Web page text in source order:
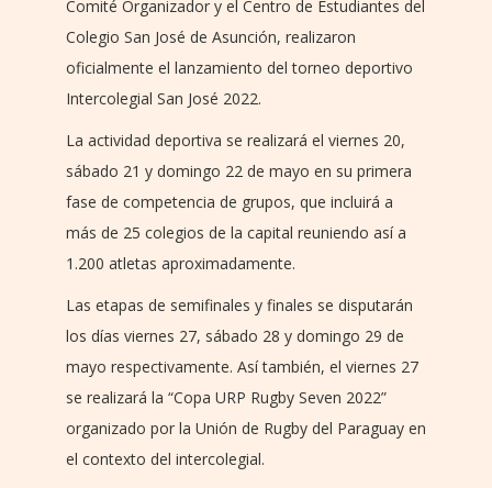
Comité Organizador y el Centro de Estudiantes del
Colegio San José de Asunción, realizaron
oficialmente el lanzamiento del torneo deportivo
Intercolegial San José 2022.
La actividad deportiva se realizará el viernes 20,
sábado 21 y domingo 22 de mayo en su primera
fase de competencia de grupos, que incluirá a
más de 25 colegios de la capital reuniendo así a
1.200 atletas aproximadamente.
Las etapas de semifinales y finales se disputarán
los días viernes 27, sábado 28 y domingo 29 de
mayo respectivamente. Así también, el viernes 27
se realizará la “Copa URP Rugby Seven 2022”
organizado por la Unión de Rugby del Paraguay en
el contexto del intercolegial.